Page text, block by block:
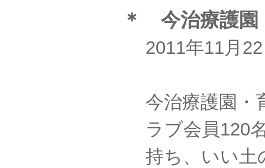
＊ 今治療護園
2011年11月
今治療護園・
ラブ会員120
持ち、いい土